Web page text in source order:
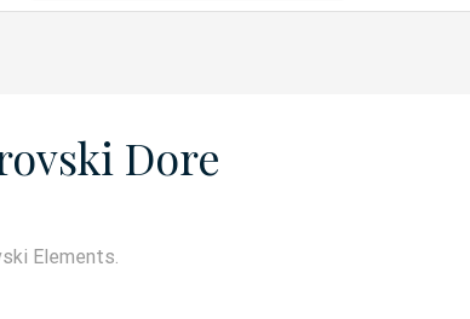
input
Dore
Elements.